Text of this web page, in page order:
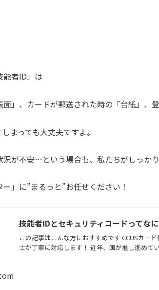
能者ID」は
」、カードが郵送された時の「台紙」、
まっても大丈夫ですよ。
が不安…という場合も、私たちがしっかり
」に”まるっと”お任せください！
技能者IDとセキュリティコードってな
この記事はこんな方におすすめです CCUSカー
士が丁寧に対応します！ 近年、国が推し進めて